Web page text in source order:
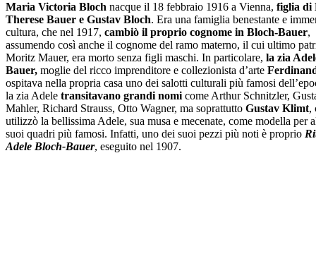
Maria Victoria Bloch nacque il 18 febbraio 1916 a Vienna, figlia di
Therese Bauer e Gustav Bloch. Era una famiglia benestante e
cultura, che nel 1917, cambiò il proprio cognome in Bloch-Bauer,
assumendo così anche il cognome del ramo materno, il cui ultimo
Moritz Mauer, era morto senza figli maschi. In particolare, la zia
Bauer, moglie del ricco imprenditore e collezionista d’arte
ospitava nella propria casa uno dei salotti culturali più famosi
la zia Adele transitavano grandi nomicome Arthur Schnitzler,
Mahler, Richard Strauss, Otto Wagner, ma soprattutto Gustav Klimt,
utilizzò la bellissima Adele, sua musa e mecenate, come modella per
suoi quadri più famosi. Infatti, uno dei suoi pezzi più noti è proprio
Adele Bloch-Bauer, eseguito nel 1907.